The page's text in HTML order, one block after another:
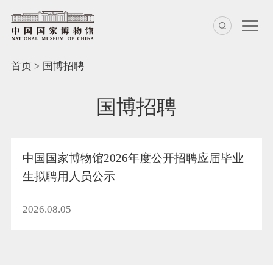
首页> 国博招聘
国博招聘
中国国家博物馆2026年度公开招聘应届毕业
生拟聘用人员公示
2026.08.05